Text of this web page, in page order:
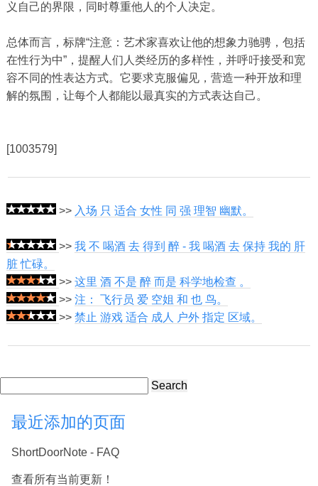
义自己的界限，同时尊重他人的个人决定。
总体而言，标牌“注意：艺术家喜欢让他的想象力驰骋，包括
在性行为中”，提醒人们人类经历的多样性，并呼吁接受和宽
容不同的性表达方式。它要求克服偏见，营造一种开放和理
解的氛围，让每个人都能以最真实的方式表达自己。
[1003579]
>> 入场 只 适合 女性 同 强 理智 幽默。
>> 我 不 喝酒 去 得到 醉 - 我 喝酒 去 保持 我的 肝
脏 忙碌。
>> 这里 酒 不是 醉 而是 科学地检查 。
>> 注： 飞行员 爱 空姐 和 也 鸟。
>> 禁止 游戏 适合 成人 户外 指定 区域。
Search
最近添加的页面
ShortDoorNote - FAQ
查看所有当前更新！